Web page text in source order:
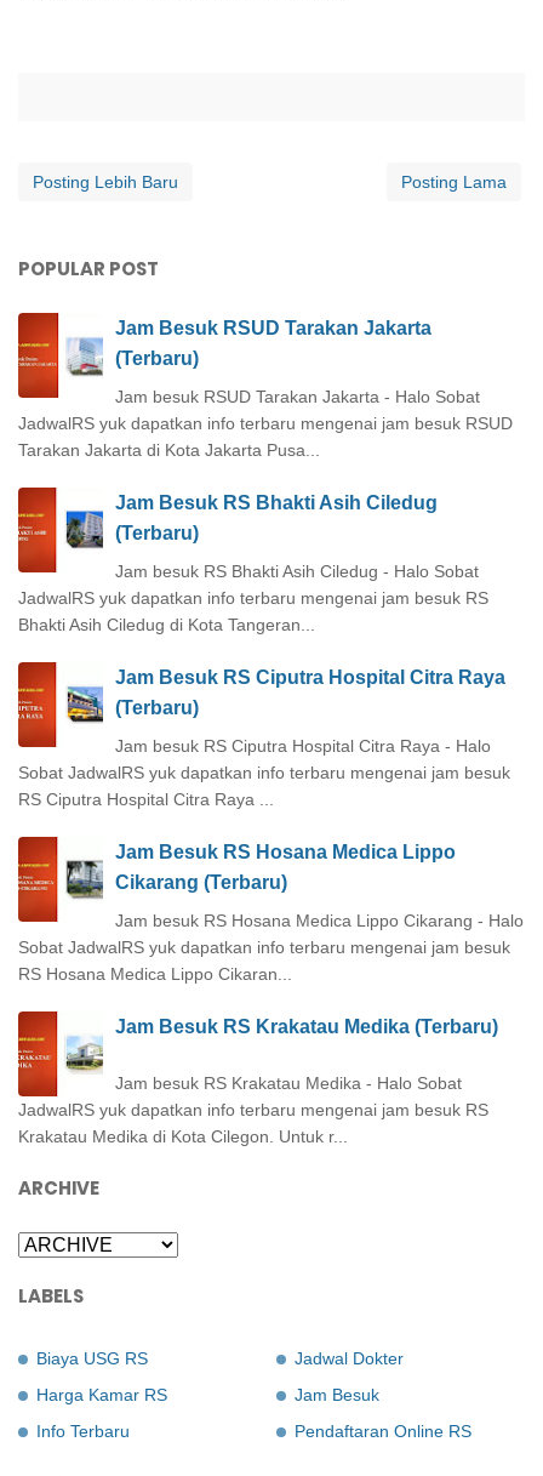
Posting Lebih Baru Posting Lama
POPULAR POST
Jam Besuk RSUD Tarakan Jakarta
(Terbaru)
Jam besuk RSUD Tarakan Jakarta - Halo Sobat
JadwalRS yuk dapatkan info terbaru mengenai jam besuk RSUD
Tarakan Jakarta di Kota Jakarta Pusa...
Jam Besuk RS Bhakti Asih Ciledug
(Terbaru)
Jam besuk RS Bhakti Asih Ciledug - Halo Sobat
JadwalRS yuk dapatkan info terbaru mengenai jam besuk RS
Bhakti Asih Ciledug di Kota Tangeran...
Jam Besuk RS Ciputra Hospital Citra Raya
(Terbaru)
Jam besuk RS Ciputra Hospital Citra Raya - Halo
Sobat JadwalRS yuk dapatkan info terbaru mengenai jam besuk
RS Ciputra Hospital Citra Raya ...
Jam Besuk RS Hosana Medica Lippo
Cikarang (Terbaru)
Jam besuk RS Hosana Medica Lippo Cikarang - Halo
Sobat JadwalRS yuk dapatkan info terbaru mengenai jam besuk
RS Hosana Medica Lippo Cikaran...
Jam Besuk RS Krakatau Medika (Terbaru)
Jam besuk RS Krakatau Medika - Halo Sobat
JadwalRS yuk dapatkan info terbaru mengenai jam besuk RS
Krakatau Medika di Kota Cilegon. Untuk r...
ARCHIVE
LABELS
Biaya USG RS
Harga Kamar RS
Info Terbaru
Jadwal Dokter
Jam Besuk
Pendaftaran Online RS